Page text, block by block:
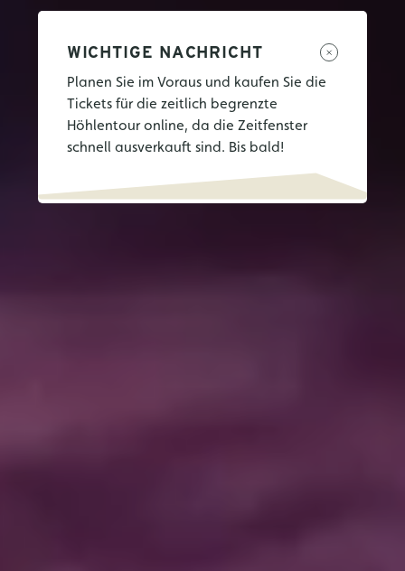
WICHTIGE NACHRICHT
Planen Sie im Voraus und kaufen Sie die
Tickets für die zeitlich begrenzte
Höhlentour online, da die Zeitfenster
schnell ausverkauft sind. Bis bald!